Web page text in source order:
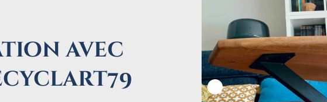
avec